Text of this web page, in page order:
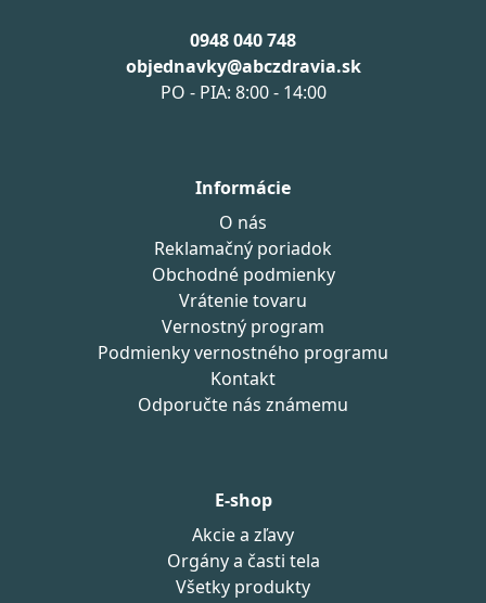
0948 040 748
objednavky@abczdravia.sk
PO - PIA: 8:00 - 14:00
Informácie
O nás
Reklamačný poriadok
Obchodné podmienky
Vrátenie tovaru
Vernostný program
Podmienky vernostného programu
Kontakt
Odporučte nás známemu
E-shop
Akcie a zľavy
Orgány a časti tela
Všetky produkty